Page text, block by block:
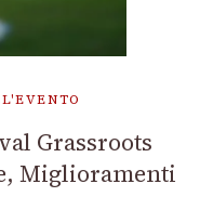
Grassroots
Miglioramenti